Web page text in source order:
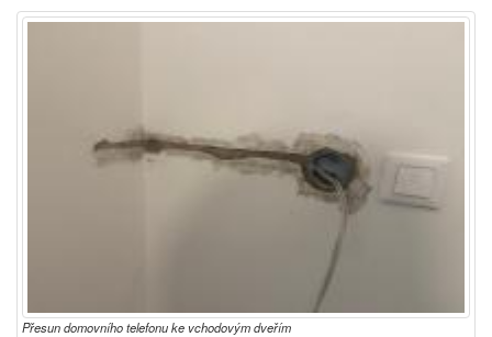
Přesun domovního telefonu ke vchodovým dveřím